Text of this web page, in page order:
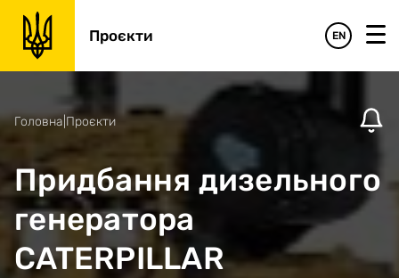
Проєкти EN
Головна Проєкти
Придбання дизельного
генератора
CATERPILLAR